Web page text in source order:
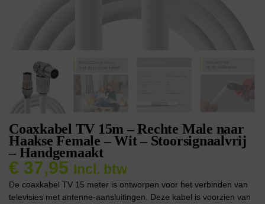
Coaxkabel TV 15m – Rechte Male naar
Haakse Female – Wit – Stoorsignaalvrij
– Handgemaakt
€ 37,95 Incl. btw
De coaxkabel TV 15 meter is ontworpen voor het verbinden van
televisies met antenne-aansluitingen. Deze kabel is voorzien van